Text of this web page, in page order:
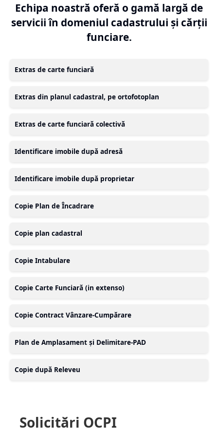
Echipa noastră oferă o gamă largă de
servicii în domeniul cadastrului și cărții
funciare.
Extras de carte funciară
Extras din planul cadastral, pe ortofotoplan
Extras de carte funciară colectivă
Identificare imobile după adresă
Identificare imobile după proprietar
Copie Plan de Încadrare
Copie plan cadastral
Copie Intabulare
Copie Carte Funciară (in extenso)
Copie Contract Vânzare-Cumpărare
Plan de Amplasament și Delimitare-PAD
Copie după Releveu
Solicitări OCPI